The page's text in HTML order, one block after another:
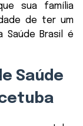
sua família
de ter um
Saúde Brasil é
Saúde